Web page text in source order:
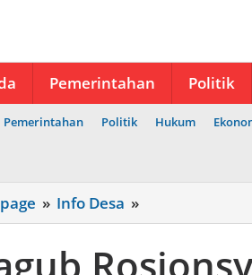
Pemerintahan Politik
Pemerintahan Politik Hukum
» Info Desa »
Rosjonsyah
Kunker
di